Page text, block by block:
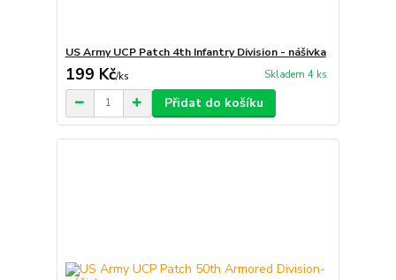
US Army UCP Patch 4th Infantry Division - nášivka
199 Kč/ks Skladem 4 ks
Přidat do košíku